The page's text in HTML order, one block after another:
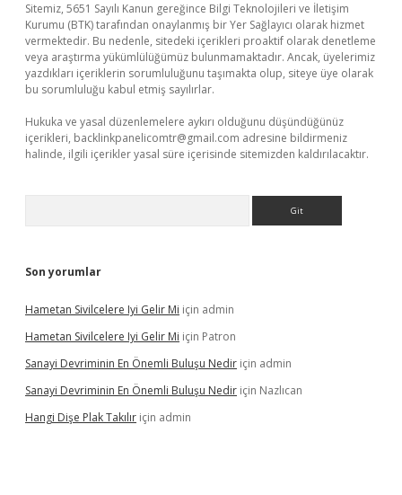
Sitemiz, 5651 Sayılı Kanun gereğince Bilgi Teknolojileri ve İletişim
Kurumu (BTK) tarafından onaylanmış bir Yer Sağlayıcı olarak hizmet
vermektedir. Bu nedenle, sitedeki içerikleri proaktif olarak denetleme
veya araştırma yükümlülüğümüz bulunmamaktadır. Ancak, üyelerimiz
yazdıkları içeriklerin sorumluluğunu taşımakta olup, siteye üye olarak
bu sorumluluğu kabul etmiş sayılırlar.
Hukuka ve yasal düzenlemelere aykırı olduğunu düşündüğünüz
içerikleri, backlinkpanelicomtr@gmail.com adresine bildirmeniz
halinde, ilgili içerikler yasal süre içerisinde sitemizden kaldırılacaktır.
Son yorumlar
Hametan Sivilcelere Iyi Gelir Mi için admin
Hametan Sivilcelere Iyi Gelir Mi için Patron
Sanayi Devriminin En Önemli Buluşu Nedir için admin
Sanayi Devriminin En Önemli Buluşu Nedir için Nazlıcan
Hangi Dişe Plak Takılır için admin